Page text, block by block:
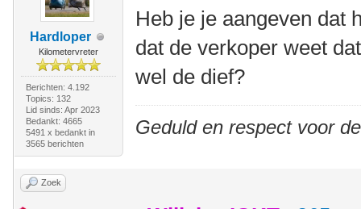
Hardloper
Kilometervreter
Berichten: 4.192
Topics: 132
Lid sinds: Apr 2023
Bedankt: 4665
5491 x bedankt in
3565 berichten
Heb je je aangeven dat
dat de verkoper weet
wel de dief?
Geduld en respect voor
Zoek